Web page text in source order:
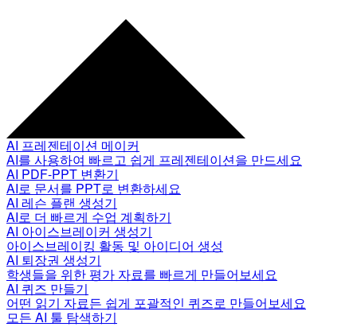
AI 프레젠테이션 메이커
AI를 사용하여 빠르고 쉽게 프레젠테이션을 만드세요
AI PDF-PPT 변환기
AI로 문서를 PPT로 변환하세요
AI 레슨 플랜 생성기
AI로 더 빠르게 수업 계획하기
AI 아이스브레이커 생성기
아이스브레이킹 활동 및 아이디어 생성
AI 퇴장권 생성기
학생들을 위한 평가 자료를 빠르게 만들어보세요
AI 퀴즈 만들기
어떤 읽기 자료든 쉽게 포괄적인 퀴즈로 만들어보세요
모든 AI 툴 탐색하기